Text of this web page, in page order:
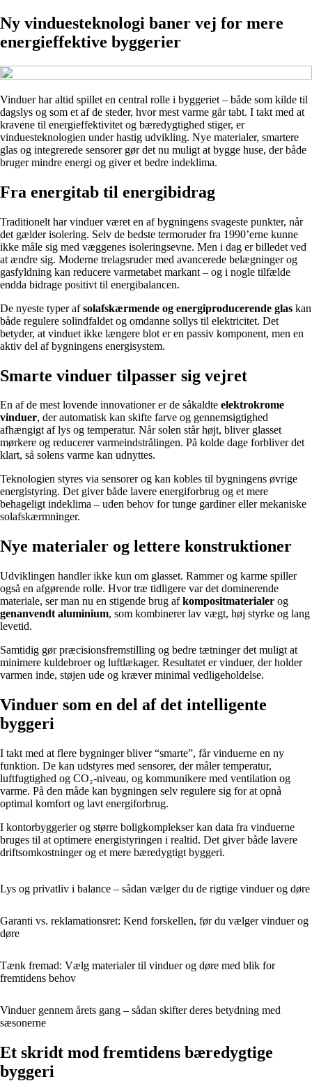
Ny vinduesteknologi baner vej for mere
energieffektive byggerier
Vinduer har altid spillet en central rolle i byggeriet – både som kilde til
dagslys og som et af de steder, hvor mest varme går tabt. I takt med at
kravene til energieffektivitet og bæredygtighed stiger, er
vinduesteknologien under hastig udvikling. Nye materialer, smartere
glas og integrerede sensorer gør det nu muligt at bygge huse, der både
bruger mindre energi og giver et bedre indeklima.
Fra energitab til energibidrag
Traditionelt har vinduer været en af bygningens svageste punkter, når
det gælder isolering. Selv de bedste termoruder fra 1990’erne kunne
ikke måle sig med væggenes isoleringsevne. Men i dag er billedet ved
at ændre sig. Moderne trelagsruder med avancerede belægninger og
gasfyldning kan reducere varmetabet markant – og i nogle tilfælde
endda bidrage positivt til energibalancen.
De nyeste typer afsolafskærmende og energiproducerende glas kan
både regulere solindfaldet og omdanne sollys til elektricitet. Det
betyder, at vinduet ikke længere blot er en passiv komponent, men en
aktiv del af bygningens energisystem.
Smarte vinduer tilpasser sig vejret
En af de mest lovende innovationer er de såkaldte elektrokrome
vinduer, der automatisk kan skifte farve og gennemsigtighed
afhængigt af lys og temperatur. Når solen står højt, bliver glasset
mørkere og reducerer varmeindstrålingen. På kolde dage forbliver det
klart, så solens varme kan udnyttes.
Teknologien styres via sensorer og kan kobles til bygningens øvrige
energistyring. Det giver både lavere energiforbrug og et mere
behageligt indeklima – uden behov for tunge gardiner eller mekaniske
solafskærmninger.
Nye materialer og lettere konstruktioner
Udviklingen handler ikke kun om glasset. Rammer og karme spiller
også en afgørende rolle. Hvor træ tidligere var det dominerende
materiale, ser man nu en stigende brug afkompositmaterialer og
genanvendt aluminium, som kombinerer lav vægt, høj styrke og lang
levetid.
Samtidig gør præcisionsfremstilling og bedre tætninger det muligt at
minimere kuldebroer og luftlækager. Resultatet er vinduer, der holder
varmen inde, støjen ude og kræver minimal vedligeholdelse.
Vinduer som en del af det intelligente
byggeri
I takt med at flere bygninger bliver “smarte”, får vinduerne en ny
funktion. De kan udstyres med sensorer, der måler temperatur,
luftfugtighed og CO₂-niveau, og kommunikere med ventilation og
varme. På den måde kan bygningen selv regulere sig for at opnå
optimal komfort og lavt energiforbrug.
I kontorbyggerier og større boligkomplekser kan data fra vinduerne
bruges til at optimere energistyringen i realtid. Det giver både lavere
driftsomkostninger og et mere bæredygtigt byggeri.
Lys og privatliv i balance – sådan vælger du de rigtige vinduer og døre
Garanti vs. reklamationsret: Kend forskellen, før du vælger vinduer og
døre
Tænk fremad: Vælg materialer til vinduer og døre med blik for
fremtidens behov
Vinduer gennem årets gang – sådan skifter deres betydning med
sæsonerne
Et skridt mod fremtidens bæredygtige
byggeri